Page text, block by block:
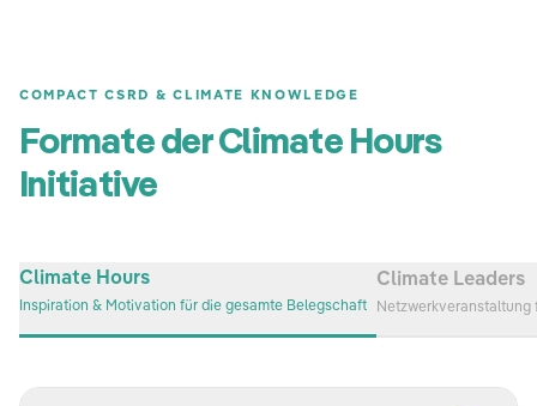
COMPACT CSRD & CLIMATE KNOWLEDGE
Formate der Climate Hours
Initiative
Climate Hours
Inspiration & Motivation für die gesamte Belegschaft
Climate Leaders
Netzwerkveranstaltung